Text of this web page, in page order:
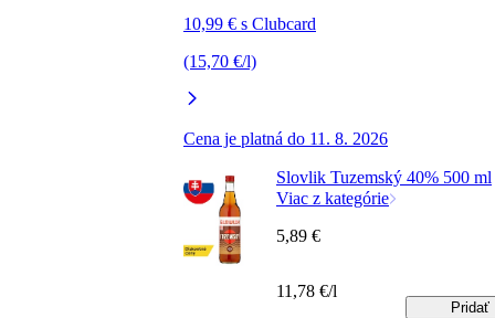
10,99 € s Clubcard
(15,70 €/l)
Cena je platná do 11. 8. 2026
Slovlik Tuzemský 40% 500 ml
Viac z kategórie
5,89 €
11,78 €/l
Pridať